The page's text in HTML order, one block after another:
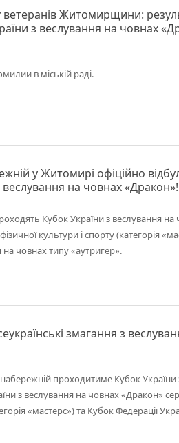
ветеранів Житомирщини:
з веслування на човнах
в міській раді.
у Житомирі офіційно
веслування на човнах «Дракон»!
Кубок України з веслування
культури і спорту (категорія
на човнах типу «аутригер».
змагання з
проходитиме Кубок України
з веслування на човнах «Дракон»
«мастерс») та Кубок Федерації